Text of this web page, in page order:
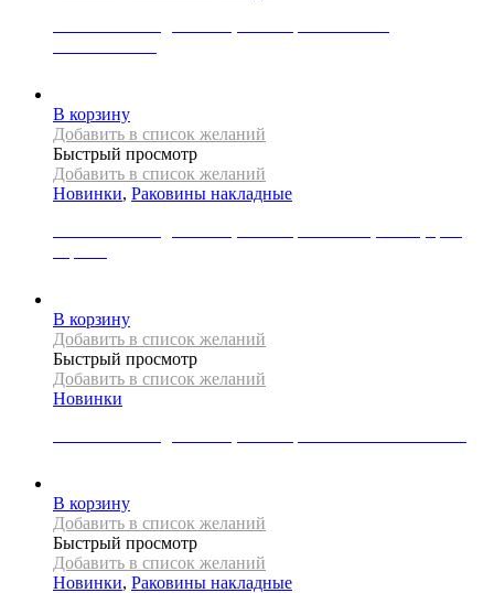
В корзину
Добавить в список желаний
Быстрый просмотр
Добавить в список желаний
Новинки, Раковины накладные
В корзину
Добавить в список желаний
Быстрый просмотр
Добавить в список желаний
Новинки
В корзину
Добавить в список желаний
Быстрый просмотр
Добавить в список желаний
Новинки, Раковины накладные